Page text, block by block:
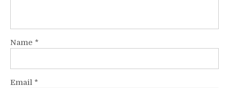
Name *
Email *